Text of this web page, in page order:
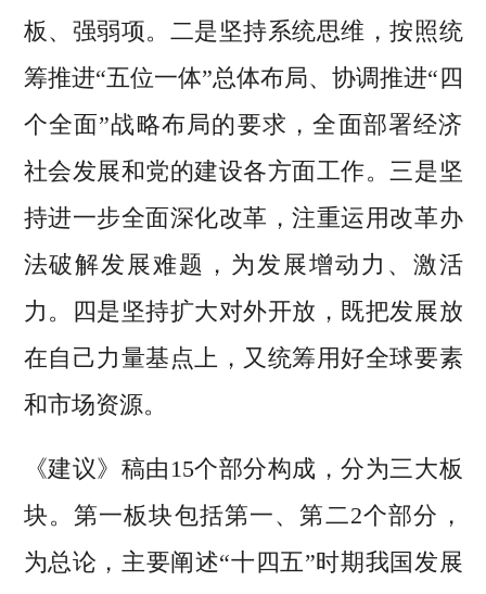
板、强弱项。二是坚持系统思维，按照统
筹推进“五位一体”总体布局、协调推进“四
个全面”战略布局的要求，全面部署经济
社会发展和党的建设各方面工作。三是坚
持进一步全面深化改革，注重运用改革办
法破解发展难题，为发展增动力、激活
力。四是坚持扩大对外开放，既把发展放
在自己力量基点上，又统筹用好全球要素
和市场资源。
《建议》稿由15个部分构成，分为三大板
块。第一板块包括第一、第二2个部分，
为总论，主要阐述“十四五”时期我国发展